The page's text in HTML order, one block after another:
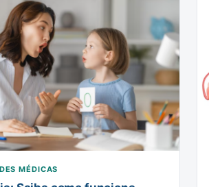
MÉDICAS